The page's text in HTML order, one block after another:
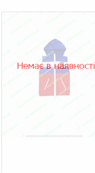
Немає в наявності